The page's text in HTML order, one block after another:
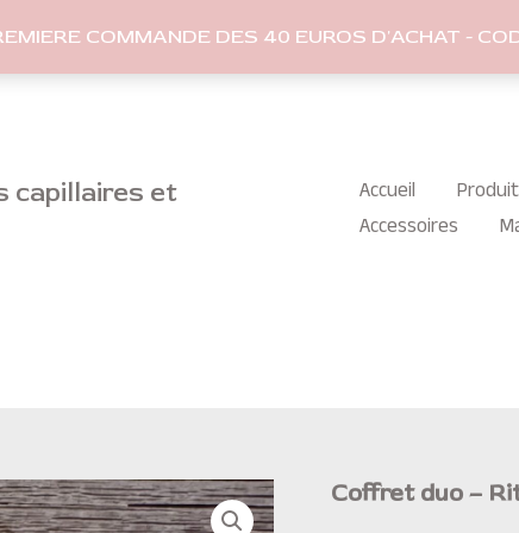
COMMANDE DES 40 EUROS D'ACHAT -
capillaires et
Accueil
Accessoires
Coffret duo –
quantité